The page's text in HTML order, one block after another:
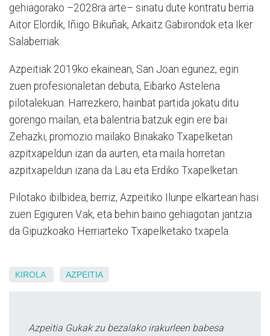
gehiagorako –2028ra arte– sinatu dute kontratu berria
Aitor Elordik, Iñigo Bikuñak, Arkaitz Gabirondok eta Iker
Salaberriak.
Azpeitiak 2019ko ekainean, San Joan egunez, egin
zuen profesionaletan debuta, Eibarko Astelena
pilotalekuan. Harrezkero, hainbat partida jokatu ditu
gorengo mailan, eta balentria batzuk egin ere bai.
Zehazki, promozio mailako Binakako Txapelketan
azpitxapeldun izan da aurten, eta maila horretan
azpitxapeldun izana da Lau eta Erdiko Txapelketan.
Pilotako ibilbidea, berriz, Azpeitiko Ilunpe elkartean hasi
zuen Egiguren V.ak, eta behin baino gehiagotan jantzia
da Gipuzkoako Herriarteko Txapelketako txapela.
KIROLA AZPEITIA
Azpeitia Gukak zu bezalako irakurleen babesa